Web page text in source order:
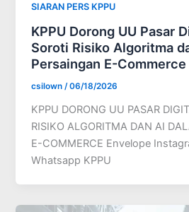
SIARAN PERS KPPU
KPPU Dorong UU Pasar
Soroti Risiko Algoritma
Persaingan E-Commerce
csilown/06/18/2026
KPPU DORONG UU PASAR
RISIKO ALGORITMA DAN AI
E-COMMERCE Envelope
Whatsapp KPPU